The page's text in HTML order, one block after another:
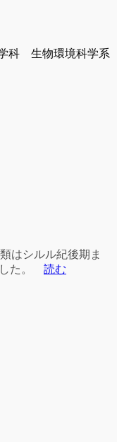
学科 生物環境科学系
はシルル紀後期ま
した。 読む